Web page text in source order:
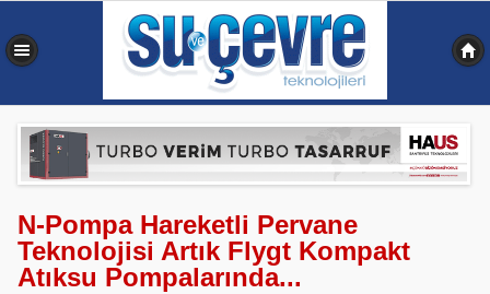
N-Pompa Hareketli Pervane
Teknolojisi Artık Flygt Kompakt
Atıksu Pompalarında...
0,516 sn